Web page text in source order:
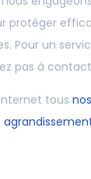
protéger
Pour un
pas à
tous